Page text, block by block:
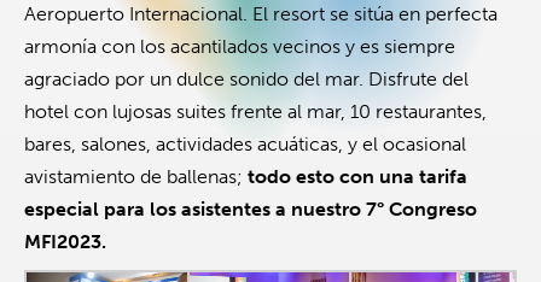
Aeropuerto Internacional. El resort se sitúa en perfecta
armonía con los acantilados vecinos y es siempre
agraciado por un dulce sonido del mar. Disfrute del
hotel con lujosas suites frente al mar, 10 restaurantes,
bares, salones, actividades acuáticas, y el ocasional
avistamiento de ballenas; todo esto con una tarifa
especial para los asistentes a nuestro 7° Congreso
MFI2023.